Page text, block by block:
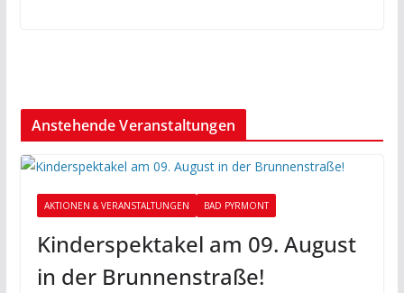
Anstehende Veranstaltungen
AKTIONEN & VERANSTALTUNGEN BAD PYRMONT
Kinderspektakel am 09. August
in der Brunnenstraße!